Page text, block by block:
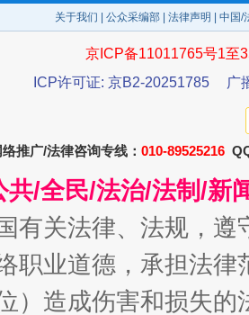
抗生素超标问题” 法
生生不息 一
关于我们 公众采编部 法律声明 | 中国
京ICP备11011765号1至
ICP许可证: 京B2-20251785
广
推广/法律咨询专线： 010-89525216
共/全民/法治/法制/新
有关法律、法规，
职业道德，承担法
）造成伤害和损失